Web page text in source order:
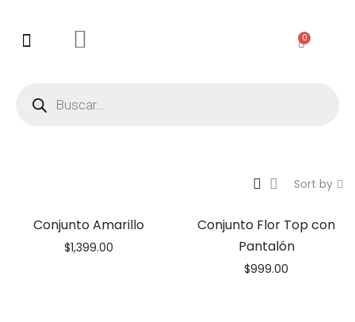
0
Sort by
Conjunto Amarillo
$1,399.00
Conjunto Flor Top con
Pantalón
$999.00